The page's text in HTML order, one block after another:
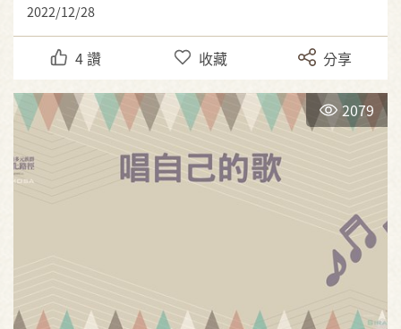
2022/12/28
4讚 收藏 分享
2079